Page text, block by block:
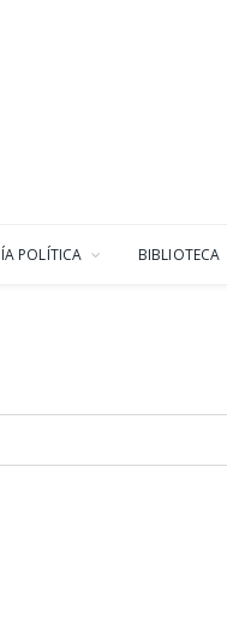
POLÍTICA BIBLIOTECA